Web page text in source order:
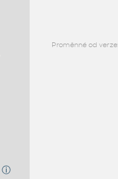
ⓘ
Proměnné od verze: